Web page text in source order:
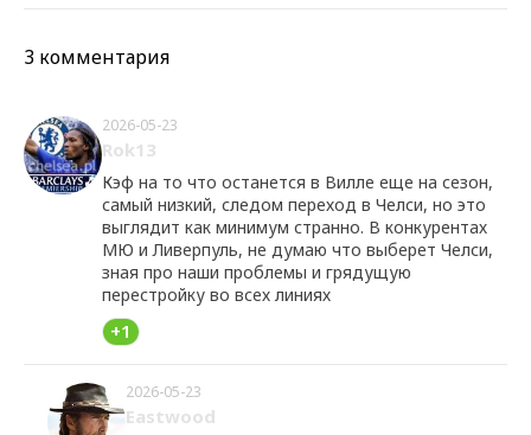
3 комментария
2026-05-23
Rok13
Кэф на то что останется в Вилле еще на сезон,
самый низкий, следом переход в Челси, но это
выглядит как минимум странно. В конкурентах
МЮ и Ливерпуль, не думаю что выберет Челси,
зная про наши проблемы и грядущую
перестройку во всех линиях
+1
2026-05-23
Eastwood